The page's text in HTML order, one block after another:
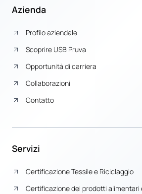
Azienda
Profilo aziendale
Scoprire USB Pruva
Opportunità di carriera
Collaborazioni
Contatto
Servizi
Certificazione Tessile e Riciclaggio
Certificazione dei prodotti alimentari